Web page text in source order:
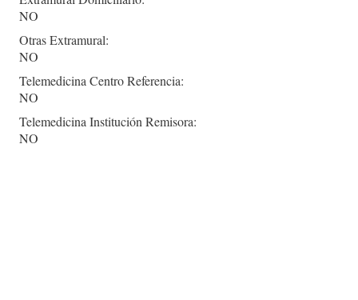
NO
Otras Extramural:
NO
Telemedicina Centro Referencia:
NO
Telemedicina Institución Remisora:
NO